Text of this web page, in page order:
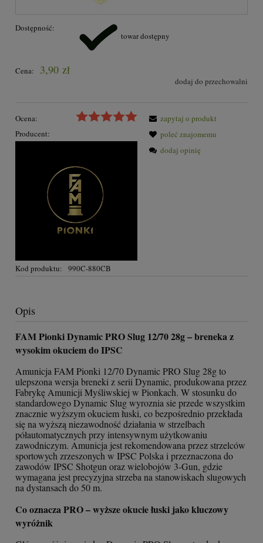
Dostępność:
towar dostępny
Cena: 3,90 zł
dodaj do przechowalni
Ocena:
Producent:
Kod produktu: 990C-880CB
zapytaj o produkt
poleć znajomemu
dodaj opinię
Opis
FAM Pionki Dynamic PRO Slug 12/70 28g – breneka z
wysokim okuciem do IPSC
Amunicja FAM Pionki 12/70 Dynamic PRO Slug 28g to
ulepszona wersja breneki z serii Dynamic, produkowana przez
Fabrykę Amunicji Myśliwskiej w Pionkach. W stosunku do
standardowego Dynamic Slug wyroznia sie przede wszystkim
znacznie wyższym okuciem łuski, co bezpośrednio przekłada
się na wyższą niezawodność działania w strzelbach
półautomatycznych przy intensywnym użytkowaniu
zawodniczym. Amunicja jest rekomendowana przez strzelców
sportowych zrzeszonych w IPSC Polska i przeznaczona do
zawodów IPSC Shotgun oraz wielobojów 3-Gun, gdzie
wymagana jest precyzyjna strzeba na stanowiskach slugowych
na dystansach do 50 m.
Co oznacza PRO – wyższe okucie łuski jako kluczowy
wyróżnik